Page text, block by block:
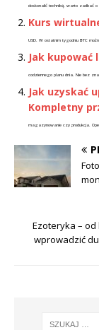
doskonalić technikę, warto zadbać o
Kurs
USD. W ostatnim tygodniu BTC
Jak kupować
codziennego planu dnia. Nie bez
Jak uzyskać
Kompletny
magazynowanie czy produkcja.
Ezoteryka –
wprowadzić